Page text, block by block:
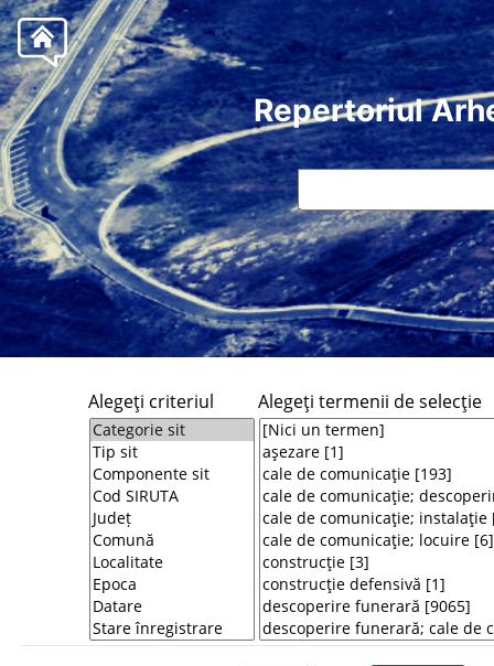
Repertoriul
Alegeţi criteriul Alegeţi termenii de selecţie